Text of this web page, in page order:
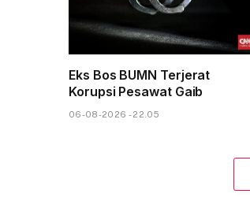
Eks Bos BUMN Terjerat
Korupsi Pesawat Gaib
06-08-2026 - 22.05